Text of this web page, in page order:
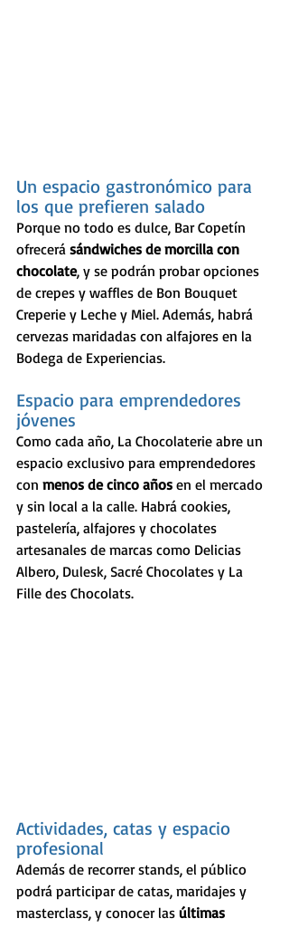
Un espacio gastronómico para
los que prefieren salado
Porque no todo es dulce, Bar Copetín
ofrecerá sándwiches de morcilla con
chocolate, y se podrán probar opciones
de crepes y waffles de Bon Bouquet
Creperie y Leche y Miel. Además, habrá
cervezas maridadas con alfajores en la
Bodega de Experiencias.
Espacio para emprendedores
jóvenes
Como cada año, La Chocolaterie abre un
espacio exclusivo para emprendedores
con menos de cinco años en el mercado
y sin local a la calle. Habrá cookies,
pastelería, alfajores y chocolates
artesanales de marcas como Delicias
Albero, Dulesk, Sacré Chocolates y La
Fille des Chocolats.
Actividades, catas y espacio
profesional
Además de recorrer stands, el público
podrá participar de catas, maridajes y
masterclass, y conocer las últimas